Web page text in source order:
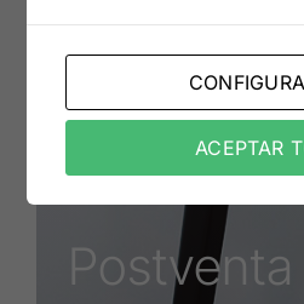
confianza y
Postventa
ACEPTAR